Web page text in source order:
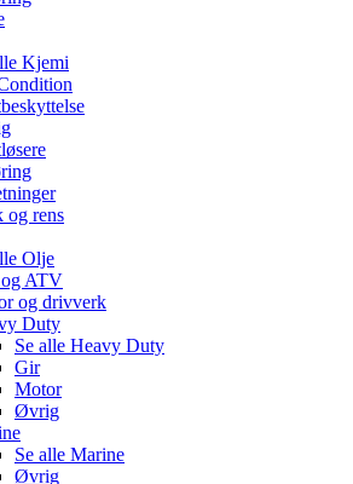
Kjemi
og rens
Olje
ATV
og drivverk
Duty
Se alle Heavy Duty
Gir
Motor
Øvrig
Se alle Marine
Øvrig